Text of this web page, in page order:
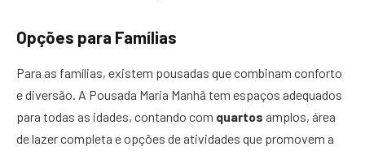
Opções para Famílias
Para as famílias, existem pousadas que combinam conforto
e diversão. A Pousada Maria Manhã tem espaços adequados
para todas as idades, contando com quartos amplos, área
de lazer completa e opções de atividades que promovem a